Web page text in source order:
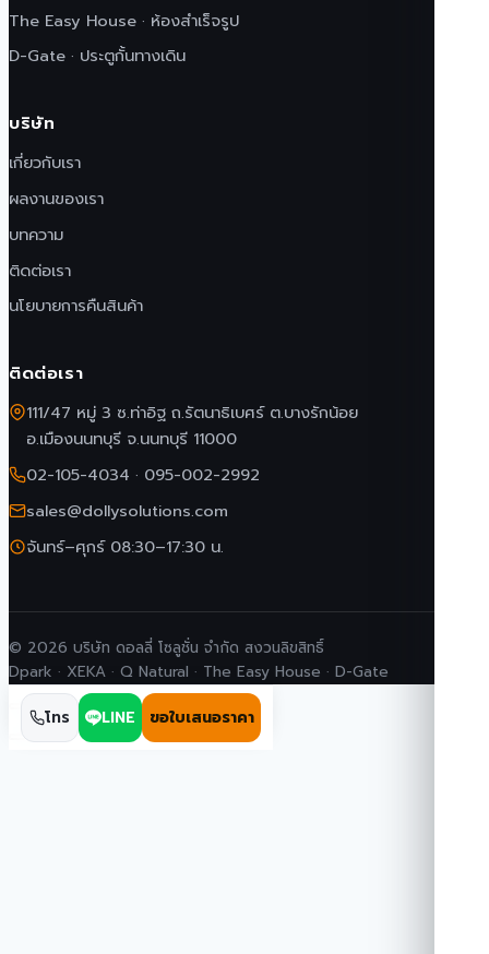
The Easy House · ห้องสำเร็จรูป
D-Gate · ประตูกั้นทางเดิน
บริษัท
เกี่ยวกับเรา
ผลงานของเรา
บทความ
ติดต่อเรา
นโยบายการคืนสินค้า
ติดต่อเรา
111/47 หมู่ 3 ซ.ท่าอิฐ ถ.รัตนาธิเบศร์ ต.บางรักน้อย
อ.เมืองนนทบุรี จ.นนทบุรี 11000
02-105-4034 · 095-002-2992
sales@dollysolutions.com
จันทร์–ศุกร์ 08:30–17:30 น.
© 2026 บริษัท ดอลลี่ โซลูชั่น จำกัด สงวนลิขสิทธิ์
Dpark · XEKA · Q Natural · The Easy House · D-Gate
โทร LINE ขอใบเสนอราคา